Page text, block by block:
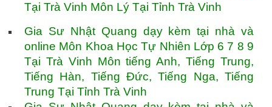
Tại Trà Vinh Môn Lý Tại Tỉnh Trà Vinh
Gia Sư Nhật Quang dạy kèm tại nhà và
online Môn Khoa Học Tự Nhiên Lớp 6 7 8 9
Tại Trà Vinh Môn tiếng Anh, Tiếng Trung,
Tiếng Hàn, Tiếng Đức, Tiếng Nga, Tiếng
Trung Tại Tỉnh Trà Vinh